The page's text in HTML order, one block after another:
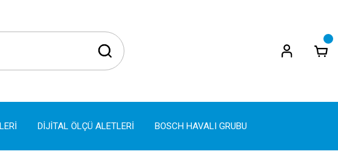
DİJİTAL ÖLÇÜ ALETLERİ BOSCH HAVALI GRUBU